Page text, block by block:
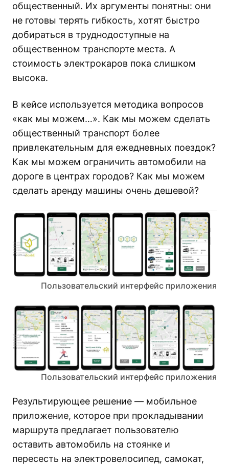
общественный. Их аргументы понятны: они
не готовы терять гибкость, хотят быстро
добираться в труднодоступные на
общественном транспорте места. А
стоимость электрокаров пока слишком
высока.
В кейсе используется методика вопросов
«как мы можем…». Как мы можем сделать
общественный транспорт более
привлекательным для ежедневных поездок?
Как мы можем ограничить автомобили на
дороге в центрах городов? Как мы можем
сделать аренду машины очень дешевой?
Пользовательский интерфейс приложения
Пользовательский интерфейс приложения
Результирующее решение — мобильное
приложение, которое при прокладывании
маршрута предлагает пользователю
оставить автомобиль на стоянке и
пересесть на электровелосипед, самокат,